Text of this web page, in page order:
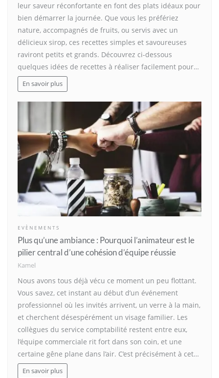
leur saveur réconfortante en font des plats idéaux pour
bien démarrer la journée. Que vous les préfériez
nature, accompagnés de fruits, ou servis avec un
délicieux sirop, ces recettes simples et savoureuses
raviront petits et grands. Découvrez ci-dessous
quelques idées de recettes à réaliser facilement pour…
En savoir plus
EVÈNEMENTS
Plus qu’une ambiance : Pourquoi l’animateur est le
pilier central d’une cohésion d’équipe réussie
Kamel
Nous avons tous déjà vécu ce moment un peu flottant.
Vous savez, cet instant au début d’un événement
professionnel où les invités arrivent, un verre à la main,
et cherchent désespérément un visage familier. Les
collègues du service comptabilité restent entre eux,
l’équipe commerciale rit fort dans son coin, et une
certaine gêne plane dans l’air. C’est précisément à cet…
En savoir plus